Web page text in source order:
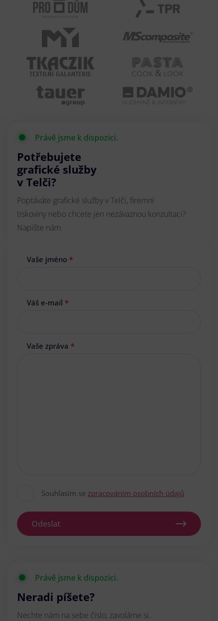
Právě jsme k dispozici.
Potřebujete
grafické služby
v Telči?
Poptáváte grafické služby v Telči, firemní
tiskoviny nebo chcete jen nezávaznou konzultaci?
Napište nám.
Vaše jméno *
Váš e-mail *
Vaše zpráva *
Souhlasím se zpracováním osobních údajů
Odeslat
Právě jsme k dispozici.
Neradi píšete?
Nechte nám na sebe číslo, zavoláme si.